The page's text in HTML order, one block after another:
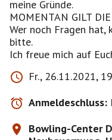
meine Gründe.
MOMENTAN GILT
Wer noch Fragen
bitte.
Ich freue mich auf
Fr., 26.11.2021,
Anmeldeschluss:
Bowling-Center